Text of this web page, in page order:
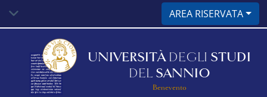
contenuto
AREA RISERVATA
UNIVERSITÀ DEGLI STUDI
DEL SANNIO
Benevento